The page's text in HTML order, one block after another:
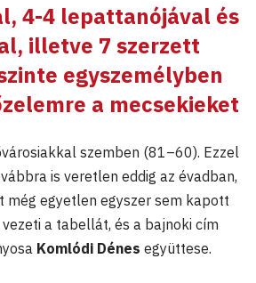
4-4 lepattanójával és
illetve 7 szerzett
egyszemélyben
a mecsekieket
szemben (81–60). Ezzel
is veretlen eddig az évadban,
egyetlen egyszer sem kapott
a tabellát, és a bajnoki cím
Komlódi Dénes együttese.